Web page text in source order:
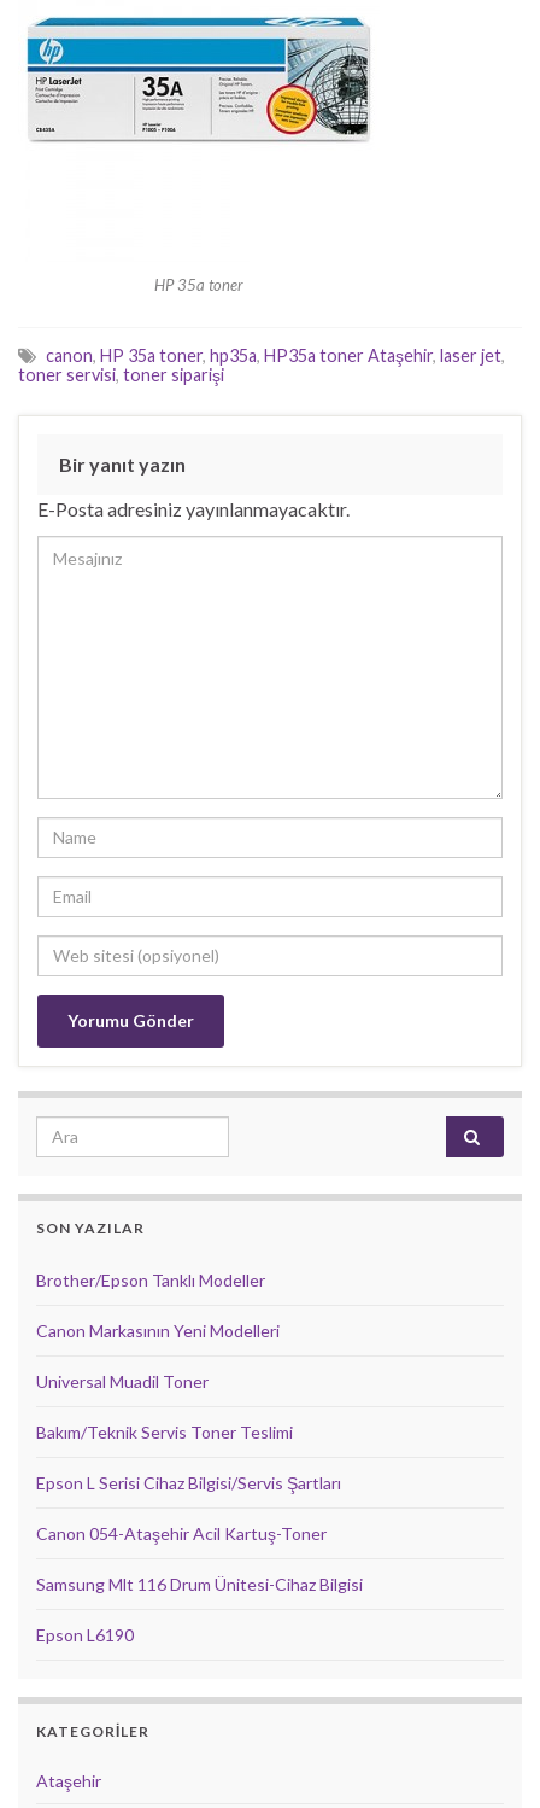
HP 35a toner
canon, HP 35a toner, hp35a, HP35a toner Ataşehir, laser jet,
toner servisi, toner siparişi
Bir yanıt yazın
E-Posta adresiniz yayınlanmayacaktır.
Search for:
SON YAZILAR
Brother/Epson Tanklı Modeller
Canon Markasının Yeni Modelleri
Universal Muadil Toner
Bakım/Teknik Servis Toner Teslimi
Epson L Serisi Cihaz Bilgisi/Servis Şartları
Canon 054-Ataşehir Acil Kartuş-Toner
Samsung Mlt 116 Drum Ünitesi-Cihaz Bilgisi
Epson L6190
KATEGORILER
Ataşehir